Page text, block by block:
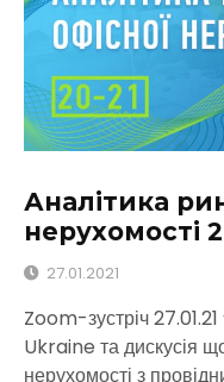
Аналітика
нерухомості
27.01.2021
Zoom-зустріч
Ukraine та дискусія
нерухомості з